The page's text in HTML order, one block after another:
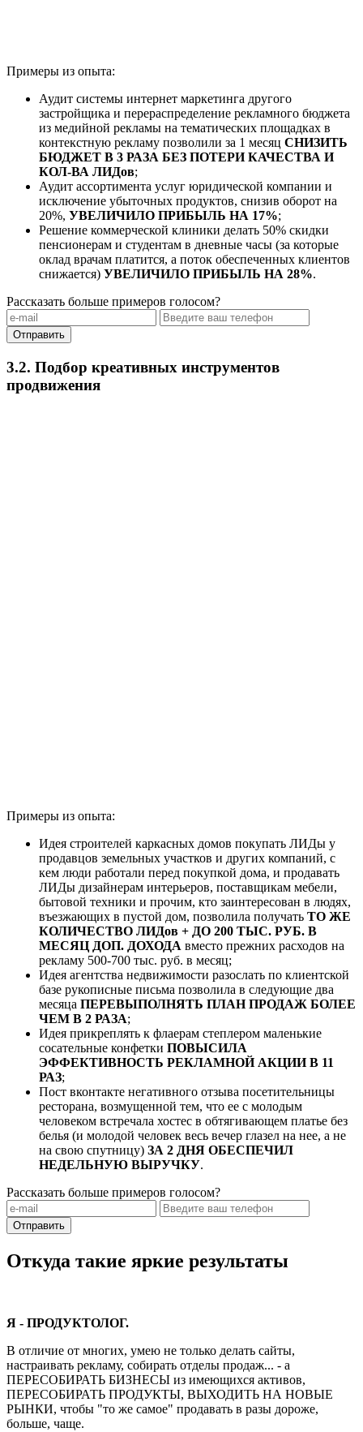
Примеры из опыта:
Аудит системы интернет маркетинга другого
застройщика и перераспределение рекламного бюджета
из медийной рекламы на тематических площадках в
контекстную рекламу позволили за 1 месяц СНИЗИТЬ
БЮДЖЕТ В 3 РАЗА БЕЗ ПОТЕРИ КАЧЕСТВА И
КОЛ-ВА ЛИДов;
Аудит ассортимента услуг юридической компании и
исключение убыточных продуктов, снизив оборот на
20%, УВЕЛИЧИЛО ПРИБЫЛЬ НА 17%;
Решение коммерческой клиники делать 50% скидки
пенсионерам и студентам в дневные часы (за которые
оклад врачам платится, а поток обеспеченных клиентов
снижается) УВЕЛИЧИЛО ПРИБЫЛЬ НА 28%.
Рассказать больше примеров голосом?
Отправить
3.2. Подбор креативных инструментов
продвижения
Примеры из опыта:
Идея строителей каркасных домов покупать ЛИДы у
продавцов земельных участков и других компаний, с
кем люди работали перед покупкой дома, и продавать
ЛИДы дизайнерам интерьеров, поставщикам мебели,
бытовой техники и прочим, кто заинтересован в людях,
въезжающих в пустой дом, позволила получать ТО ЖЕ
КОЛИЧЕСТВО ЛИДов + ДО 200 ТЫС. РУБ. В
МЕСЯЦ ДОП. ДОХОДА вместо прежних расходов на
рекламу 500-700 тыс. руб. в месяц;
Идея агентства недвижимости разослать по клиентской
базе рукописные письма позволила в следующие два
месяца ПЕРЕВЫПОЛНЯТЬ ПЛАН ПРОДАЖ БОЛЕЕ
ЧЕМ В 2 РАЗА;
Идея прикреплять к флаерам степлером маленькие
сосательные конфетки ПОВЫСИЛА
ЭФФЕКТИВНОСТЬ РЕКЛАМНОЙ АКЦИИ В 11
РАЗ;
Пост вконтакте негативного отзыва посетительницы
ресторана, возмущенной тем, что ее с молодым
человеком встречала хостес в обтягивающем платье без
белья (и молодой человек весь вечер глазел на нее, а не
на свою спутницу) ЗА 2 ДНЯ ОБЕСПЕЧИЛ
НЕДЕЛЬНУЮ ВЫРУЧКУ.
Рассказать больше примеров голосом?
Отправить
Откуда такие яркие результаты
Я - ПРОДУКТОЛОГ.
В отличие от многих, умею не только делать сайты,
настраивать рекламу, собирать отделы продаж... - а
ПЕРЕСОБИРАТЬ БИЗНЕСЫ из имеющихся активов,
ПЕРЕСОБИРАТЬ ПРОДУКТЫ, ВЫХОДИТЬ НА НОВЫЕ
РЫНКИ, чтобы "то же самое" продавать в разы дороже,
больше, чаще.